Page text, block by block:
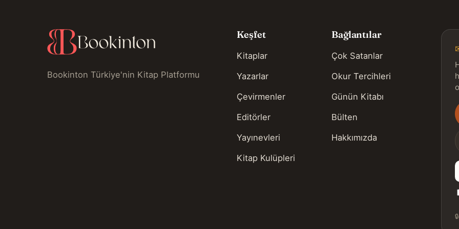
Bookinton Türkiye'nin Kitap Platformu
Keşfet
Kitaplar
Yazarlar
Çevirmenler
Editörler
Yayınevleri
Kitap Kulüpleri
Bağlantılar
Çok Satanlar
Okur Tercihleri
Günün Kitabı
Bülten
Hakkımızda
🔒